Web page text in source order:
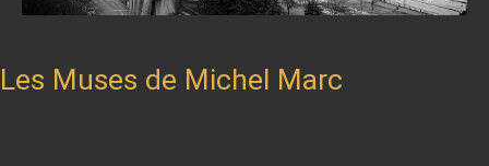
Les Muses de Michel Marc